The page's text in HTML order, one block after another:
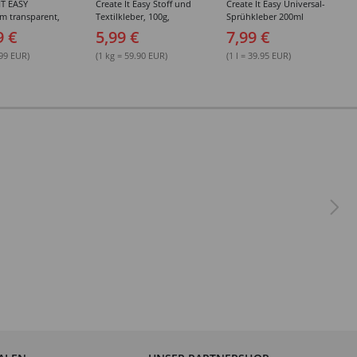
EASY
transparent,
€
EUR)
Create It Easy Stoff und
Textilkleber, 100g,
Kunststoffflasche mit
Maldüse
5,99 €
(1 kg = 59.90 EUR)
Create It Easy Universal-
Sprühkleber 200ml
(permanent)
7,99 €
(1 l = 39.95 EUR)